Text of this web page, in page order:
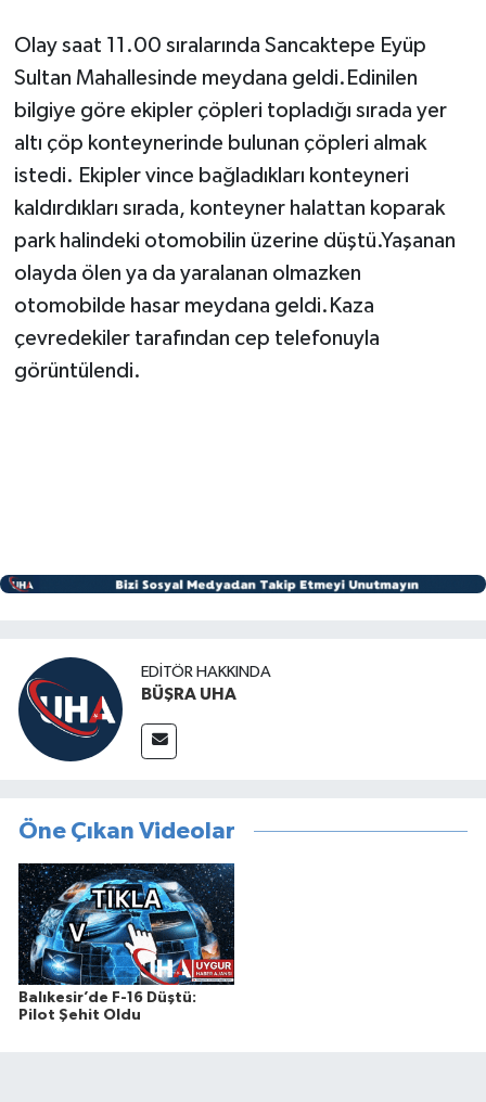
Olay saat 11.00 sıralarında Sancaktepe Eyüp
Sultan Mahallesinde meydana geldi.Edinilen
bilgiye göre ekipler çöpleri topladığı sırada yer
altı çöp konteynerinde bulunan çöpleri almak
istedi. Ekipler vince bağladıkları konteyneri
kaldırdıkları sırada, konteyner halattan koparak
park halindeki otomobilin üzerine düştü.Yaşanan
olayda ölen ya da yaralanan olmazken
otomobilde hasar meydana geldi.Kaza
çevredekiler tarafından cep telefonuyla
görüntülendi.
EDITÖR HAKKINDA
BÜŞRA UHA
Öne Çıkan Videolar
Balıkesir’de F-16 Düştü:
Pilot Şehit Oldu